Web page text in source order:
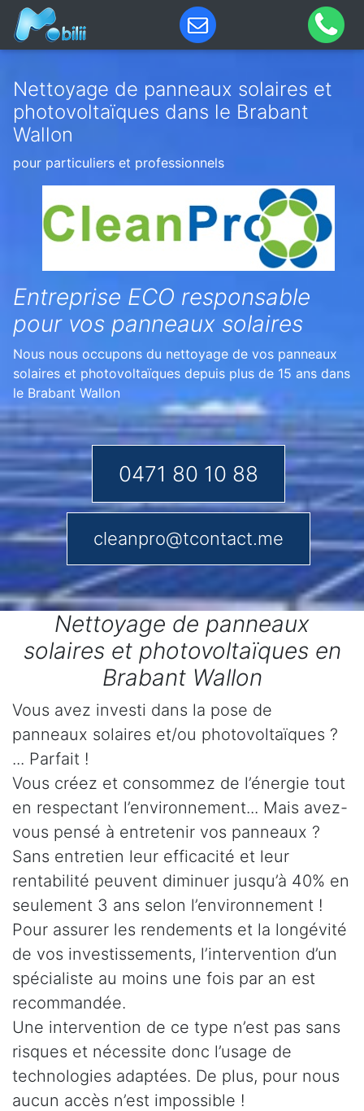
Nettoyage de panneaux solaires et
photovoltaïques dans le Brabant
Wallon
pour particuliers et professionnels
Entreprise ECO responsable
pour vos panneaux solaires
Nous nous occupons du nettoyage de vos panneaux
solaires et photovoltaïques depuis plus de 15 ans dans
le Brabant Wallon
0471 80 10 88
cleanpro@tcontact.me
Nettoyage de panneaux
solaires et photovoltaïques en
Brabant Wallon
Vous avez investi dans la pose de
panneaux solaires et/ou photovoltaïques ?
... Parfait !
Vous créez et consommez de l’énergie tout
en respectant l’environnement... Mais avez-
vous pensé à entretenir vos panneaux ?
Sans entretien leur efficacité et leur
rentabilité peuvent diminuer jusqu’à 40% en
seulement 3 ans selon l’environnement !
Pour assurer les rendements et la longévité
de vos investissements, l’intervention d’un
spécialiste au moins une fois par an est
recommandée.
Une intervention de ce type n’est pas sans
risques et nécessite donc l’usage de
technologies adaptées. De plus, pour nous
aucun accès n’est impossible !